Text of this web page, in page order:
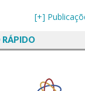
[+]
RÁPIDO